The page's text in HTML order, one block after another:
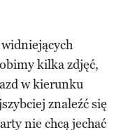
kilka zdjęć,
w kierunku
znaleźć się
nie chcą jechać